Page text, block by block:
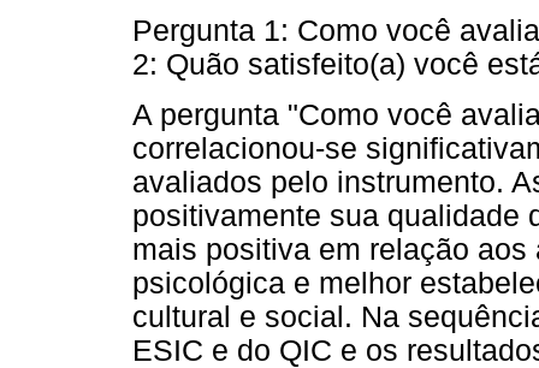
Pergunta 1: Como você
2: Quão satisfeito(a) você
A pergunta "Como você
correlacionou-se
avaliados pelo instrumento.
positivamente sua qualidade
mais positiva em relação
psicológica e melhor
cultural e social. Na
ESIC e do QIC e os